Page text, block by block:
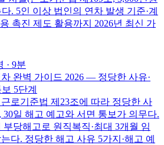
. 5인 이상 법인의 연차 발생 기준·계
촉진 제도 활용까지 2026년 최신 가
· 9분
완벽 가이드 2026 — 정당한 사유·
5단계
로기준법 제23조에 따라 정당한 사
30일 해고 예고와 서면 통보가 의무다.
당해고로 원직복직·최대 3개월 임
다. 정당한 해고 사유 5가지·해고 예